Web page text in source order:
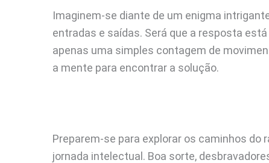
Imaginem-se diante de um enigma
entradas e saídas. Será que a resposta
apenas uma simples contagem de
a mente para encontrar a solução.
Preparem-se para explorar os caminhos do
jornada intelectual. Boa sorte,